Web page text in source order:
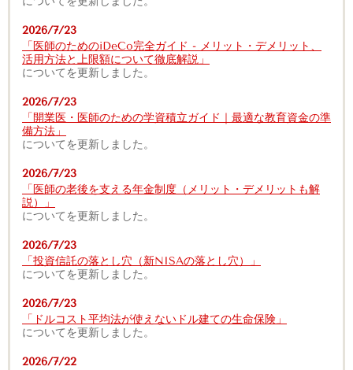
2026/7/23
「医師のためのiDeCo完全ガイド - メリット・デメリット、
活用方法と上限額について徹底解説」
についてを更新しました。
2026/7/23
「開業医・医師のための学資積立ガイド｜最適な教育資金の準
備方法」
についてを更新しました。
2026/7/23
「医師の老後を支える年金制度（メリット・デメリットも解
説）」
についてを更新しました。
2026/7/23
「投資信託の落とし穴（新NISAの落とし穴）」
についてを更新しました。
2026/7/23
「ドルコスト平均法が使えないドル建ての生命保険」
についてを更新しました。
2026/7/22